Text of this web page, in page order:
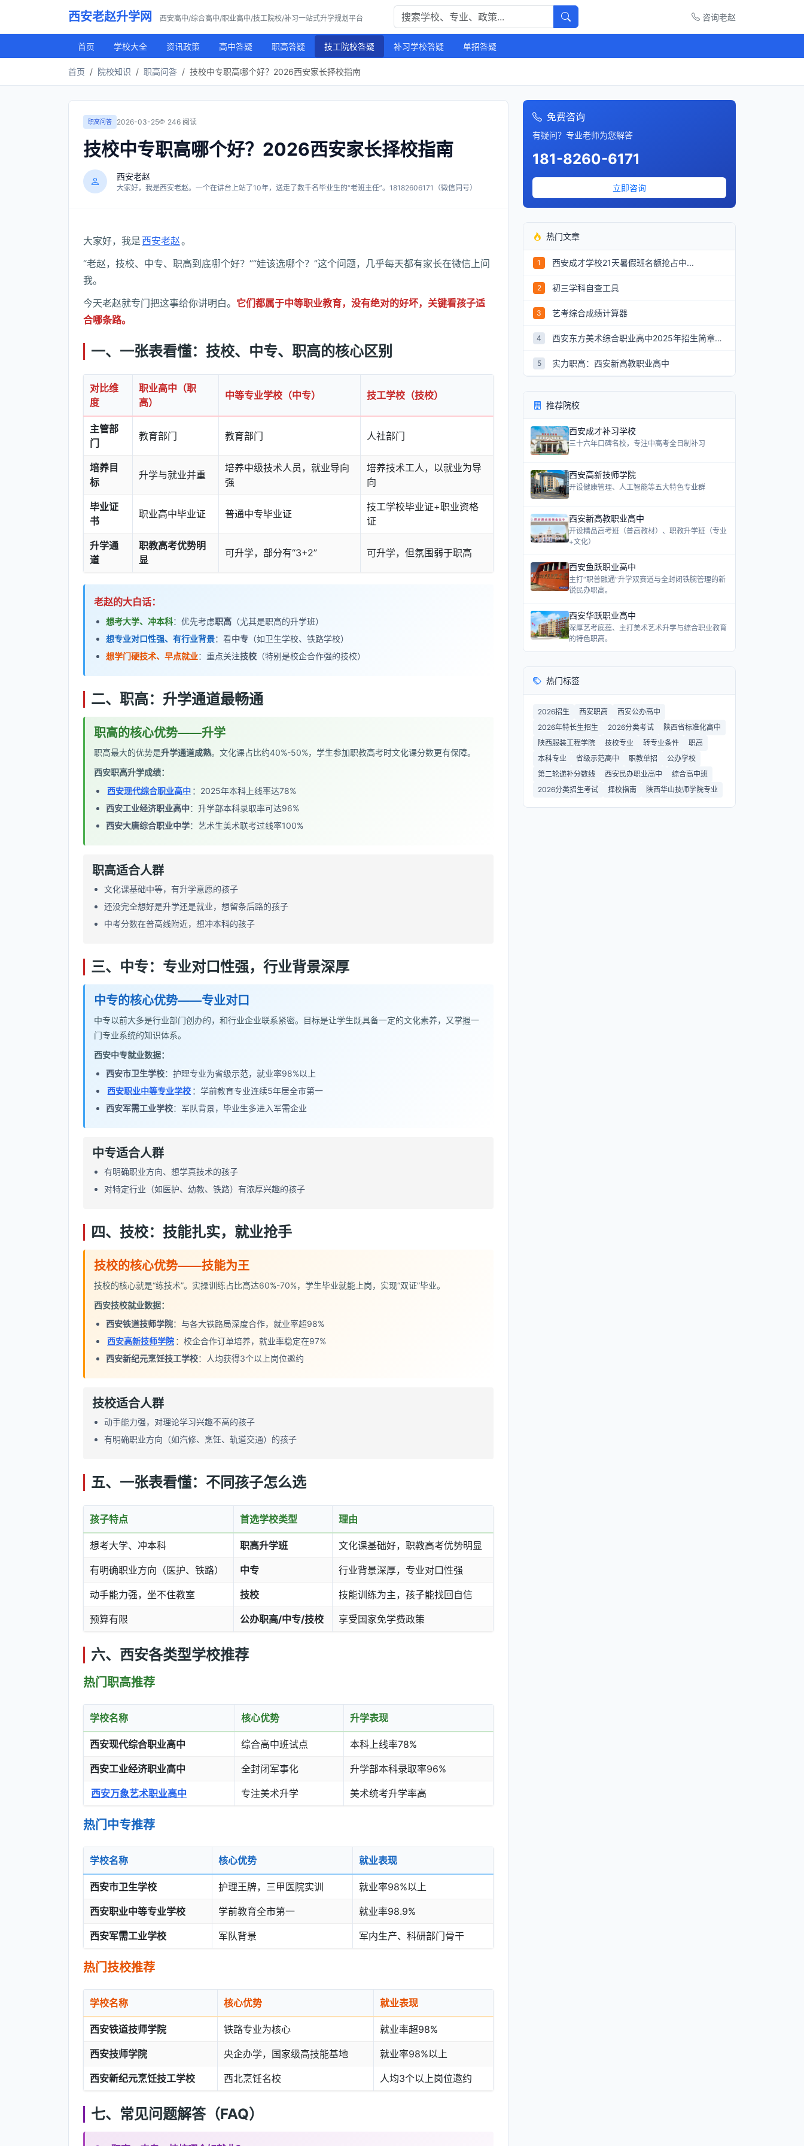
西安老赵升学网 西安高中/综合高中/职业高中/技工院校/补习一站式升学规划平台 咨询老赵
首页 学校大全 资讯政策 高中答疑 职高答疑 技工院校答疑 补习学校答疑 单招答疑
首页 院校知识 职高问答 技校中专职高哪个好？2026西安家长择校指南
职高问答 2026-03-25 246 阅读
技校中专职高哪个好？2026西安家长择校指南
西安老赵
大家好，我是西安老赵。一个在讲台上站了10年，送走了数千名毕业生的“老班主任”。18182606171（微信同号）
大家好，我是 西安老赵。
“老赵，技校、中专、职高到底哪个好？”“娃该选哪个？”这个问题，几乎每天都有家长在微信上问
我。
今天老赵就专门把这事给你讲明白。 它们都属于中等职业教育，没有绝对的好坏，关键看孩子适
合哪条路。
一、一张表看懂：技校、中专、职高的核心区别
对比维
度
职业高中（职
高）
中等专业学校（中专） 技工学校（技校）
主管部
门
教育部门 教育部门 人社部门
培养目
标
升学与就业并重
培养中级技术人员，就业导向
强
培养技术工人，以就业为导
向
毕业证
书
职业高中毕业证 普通中专毕业证
技工学校毕业证+职业资格
证
升学通
道
职教高考优势明
显
可升学，部分有“3+2” 可升学，但氛围弱于职高
老赵的大白话：
想考大学、冲本科：优先考虑职高 （尤其是职高的升学班）
想专业对口性强、有行业背景：看中专 （如卫生学校、铁路学校）
想学门硬技术、早点就业：重点关注技校 （特别是校企合作强的技校）
二、职高：升学通道最畅通
职高的核心优势——升学
职高最大的优势是升学通道成熟。文化课占比约40%-50%，学生参加职教高考时文化课分数更有保障。
西安职高升学成绩：
西安现代综合职业高中 ：2025年本科上线率达78%
西安工业经济职业高中：升学部本科录取率可达96%
西安大唐综合职业中学：艺术生美术联考过线率100%
职高适合人群
文化课基础中等，有升学意愿的孩子
还没完全想好是升学还是就业，想留条后路的孩子
中考分数在普高线附近，想冲本科的孩子
三、中专：专业对口性强，行业背景深厚
中专的核心优势——专业对口
中专以前大多是行业部门创办的，和行业企业联系紧密。目标是让学生既具备一定的文化素养，又掌握一
门专业系统的知识体系。
西安中专就业数据：
西安市卫生学校：护理专业为省级示范，就业率98%以上
西安职业中等专业学校 ：学前教育专业连续5年居全市第一
西安军需工业学校：军队背景，毕业生多进入军需企业
中专适合人群
有明确职业方向、想学真技术的孩子
对特定行业（如医护、幼教、铁路）有浓厚兴趣的孩子
四、技校：技能扎实，就业抢手
技校的核心优势——技能为王
技校的核心就是“练技术”。实操训练占比高达60%-70%，学生毕业就能上岗，实现“双证”毕业。
西安技校就业数据：
西安铁道技师学院：与各大铁路局深度合作，就业率超98%
西安高新技师学院 ：校企合作订单培养，就业率稳定在97%
西安新纪元烹饪技工学校：人均获得3个以上岗位邀约
技校适合人群
动手能力强，对理论学习兴趣不高的孩子
有明确职业方向（如汽修、烹饪、轨道交通）的孩子
五、一张表看懂：不同孩子怎么选
孩子特点 首选学校类型 理由
想考大学、冲本科 职高升学班 文化课基础好，职教高考优势明显
有明确职业方向（医护、铁路） 中专 行业背景深厚，专业对口性强
动手能力强，坐不住教室 技校 技能训练为主，孩子能找回自信
预算有限 公办职高/中专/技校 享受国家免学费政策
六、西安各类型学校推荐
热门职高推荐
学校名称 核心优势 升学表现
西安现代综合职业高中 综合高中班试点 本科上线率78%
西安工业经济职业高中 全封闭军事化 升学部本科录取率96%
西安万象艺术职业高中 专注美术升学 美术统考升学率高
热门中专推荐
学校名称 核心优势 就业表现
西安市卫生学校 护理王牌，三甲医院实训 就业率98%以上
西安职业中等专业学校 学前教育全市第一 就业率98.9%
西安军需工业学校 军队背景 军内生产、科研部门骨干
热门技校推荐
学校名称 核心优势 就业表现
西安铁道技师学院 铁路专业为核心 就业率超98%
西安技师学院 央企办学，国家级高技能基地 就业率98%以上
西安新纪元烹饪技工学校 西北烹饪名校 人均3个以上岗位邀约
七、常见问题解答（FAQ）
免费咨询
有疑问？专业老师为您解答
181-8260-6171
立即咨询
热门文章
1 西安成才学校21天暑假班名额抢占中...
2 初三学科自查工具
3 艺考综合成绩计算器
4 西安东方美术综合职业高中2025年招生简章：艺术升学新航道
5 实力职高：西安新高教职业高中
推荐院校
西安成才补习学校
三十六年口碑名校，专注中高考全日制补习
西安高新技师学院
开设健康管理、人工智能等五大特色专业群
西安新高教职业高中
开设精品高考班（普高教材）、职教升学班（专业
+文化）
西安鱼跃职业高中
主打“职普融通”升学双赛道与全封闭铁腕管理的新
锐民办职高。
西安华跃职业高中
深厚艺考底蕴、主打美术艺术升学与综合职业教育
的特色职高。
热门标签
2026招生 西安职高
西安公办高中
2026年特长生招生
2026分类考试
陕西省标准化高中
陕西服装工程学院
技校专业 转专业条件
职高
本科专业
省级示范高中 职教单招
公办学校
第二轮递补分数线
西安民办职业高中
综合高中班
2026分类招生考试
择校指南 陕西华山技师学院专业